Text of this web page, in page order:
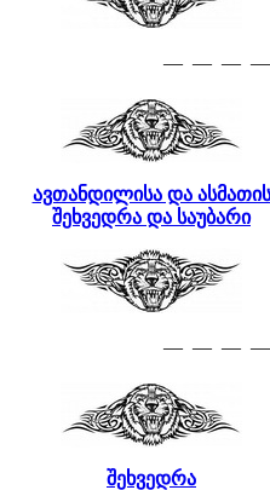
— — —
ავთანდილისა და ასმათის
შეხვედრა და საუბარი
— — —
შეხვედრა